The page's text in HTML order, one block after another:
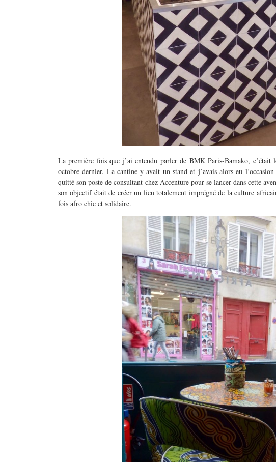
La première fois que j’ai entendu parler de BMK Paris-Bamako,
octobre dernier. La cantine y avait un stand et j’avais alors eu
quitté son poste de consultant chez Accenture pour se lancer dans cette
son objectif était de créer un lieu totalement imprégné de la culture
fois afro chic et solidaire.